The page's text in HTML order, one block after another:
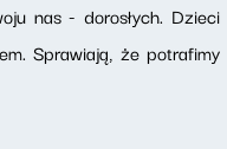
nas - dorosłych. Dzieci
Sprawiają, że potrafimy